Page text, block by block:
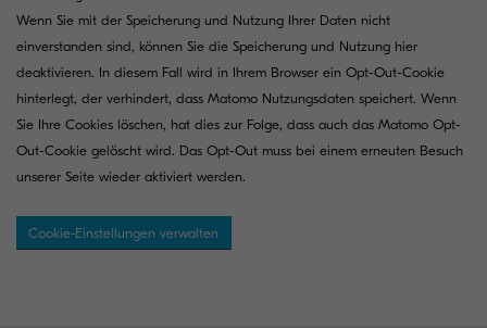
Wenn Sie mit der Speicherung und Nutzung Ihrer Daten nicht
einverstanden sind, können Sie die Speicherung und Nutzung hier
deaktivieren. In diesem Fall wird in Ihrem Browser ein Opt-Out-Cookie
hinterlegt, der verhindert, dass Matomo Nutzungsdaten speichert. Wenn
Sie Ihre Cookies löschen, hat dies zur Folge, dass auch das Matomo Opt-
Out-Cookie gelöscht wird. Das Opt-Out muss bei einem erneuten Besuch
unserer Seite wieder aktiviert werden.
Cookie-Einstellungen verwalten